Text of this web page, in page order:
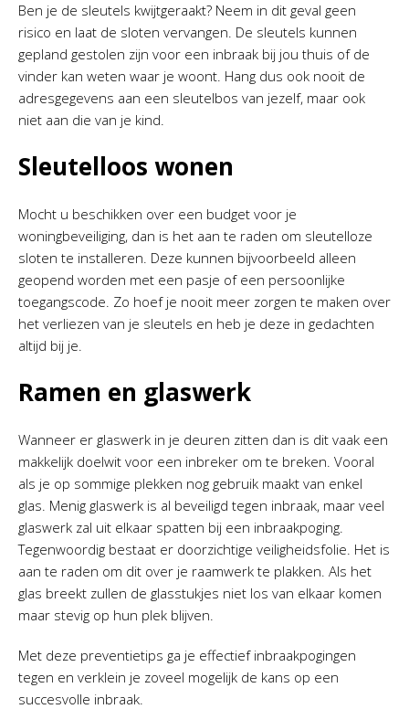
Ben je de sleutels kwijtgeraakt? Neem in dit geval geen
risico en laat de sloten vervangen. De sleutels kunnen
gepland gestolen zijn voor een inbraak bij jou thuis of de
vinder kan weten waar je woont. Hang dus ook nooit de
adresgegevens aan een sleutelbos van jezelf, maar ook
niet aan die van je kind.
Sleutelloos wonen
Mocht u beschikken over een budget voor je
woningbeveiliging, dan is het aan te raden om sleutelloze
sloten te installeren. Deze kunnen bijvoorbeeld alleen
geopend worden met een pasje of een persoonlijke
toegangscode. Zo hoef je nooit meer zorgen te maken over
het verliezen van je sleutels en heb je deze in gedachten
altijd bij je.
Ramen en glaswerk
Wanneer er glaswerk in je deuren zitten dan is dit vaak een
makkelijk doelwit voor een inbreker om te breken. Vooral
als je op sommige plekken nog gebruik maakt van enkel
glas. Menig glaswerk is al beveiligd tegen inbraak, maar veel
glaswerk zal uit elkaar spatten bij een inbraakpoging.
Tegenwoordig bestaat er doorzichtige veiligheidsfolie. Het is
aan te raden om dit over je raamwerk te plakken. Als het
glas breekt zullen de glasstukjes niet los van elkaar komen
maar stevig op hun plek blijven.
Met deze preventietips ga je effectief inbraakpogingen
tegen en verklein je zoveel mogelijk de kans op een
succesvolle inbraak.